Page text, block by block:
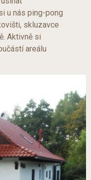
u nás ping-pong
skluzavce
Aktivně si
areálu